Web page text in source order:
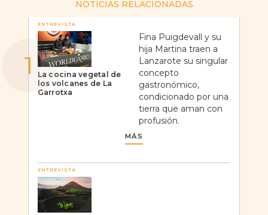
NOTICIAS RELACIONADAS
ENTREVISTA
La cocina vegetal de
los volcanes de La
Garrotxa
Fina Puigdevall y su
hija Martina traen a
Lanzarote su singular
concepto
gastronómico,
condicionado por una
tierra que aman con
profusión.
MÁS
ENTREVISTA